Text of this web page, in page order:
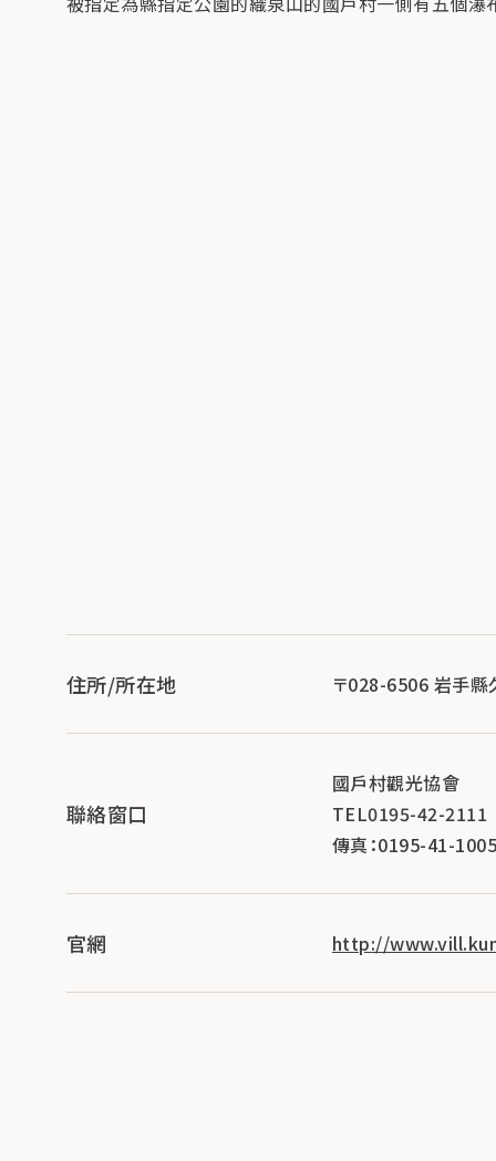
住所/所在地 〒028-6506 岩手
聯絡窗口
國戶村觀光協會
TEL0195-42-2111
傳真：0195-41-
官網 http://